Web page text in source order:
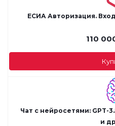
ЕСИА Авторизация.
110
Чат с нейросетями: GPT-
и